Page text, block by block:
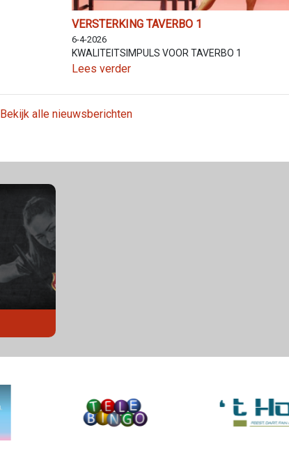
VERSTERKING TAVERBO 1
6-4-2026
KWALITEITSIMPULS VOOR TAVERBO 1
Lees verder
Bekijk alle nieuwsberichten